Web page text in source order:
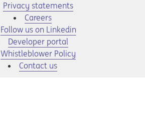
Privacy statements
Opens in a new tab
Careers
Opens in a new tab
Follow us on Linkedin
Opens in a new tab
Developer portal
Opens in a new tab
Whistleblower Policy
Contact us